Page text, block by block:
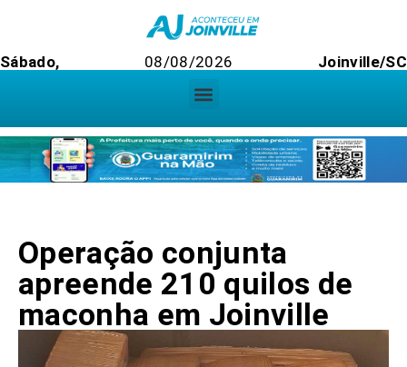
Sábado, 08/08/2026 Joinville/SC
Operação conjunta
apreende 210 quilos de
maconha em Joinville